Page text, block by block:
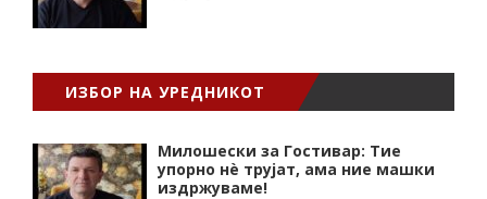
ИЗБОР НА УРЕДНИКОТ
Милошески за Гостивар: Тие
упорно нѐ трујат, ама ние машки
издржуваме!